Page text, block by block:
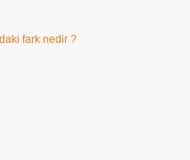
fark nedir ?